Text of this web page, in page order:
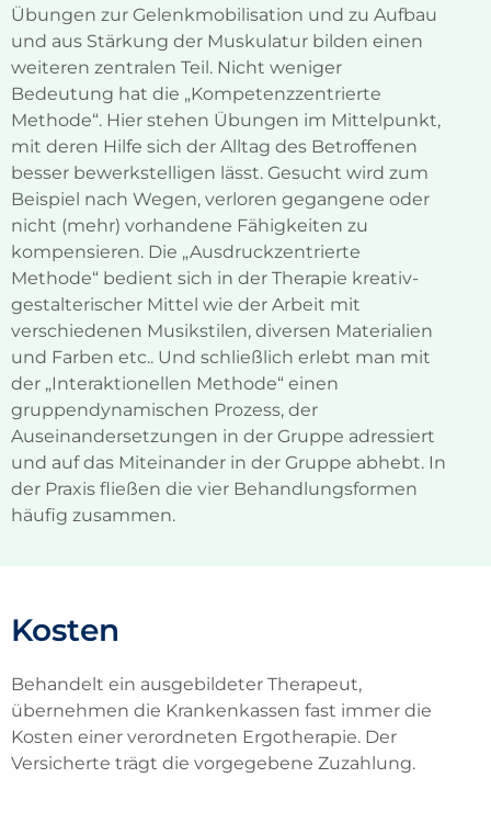
Übungen zur Gelenkmobilisation und zu Aufbau
und aus Stärkung der Muskulatur bilden einen
weiteren zentralen Teil. Nicht weniger
Bedeutung hat die „Kompetenzzentrierte
Methode“. Hier stehen Übungen im Mittelpunkt,
mit deren Hilfe sich der Alltag des Betroffenen
besser bewerkstelligen lässt. Gesucht wird zum
Beispiel nach Wegen, verloren gegangene oder
nicht (mehr) vorhandene Fähigkeiten zu
kompensieren. Die „Ausdruckzentrierte
Methode“ bedient sich in der Therapie kreativ-
gestalterischer Mittel wie der Arbeit mit
verschiedenen Musikstilen, diversen Materialien
und Farben etc.. Und schließlich erlebt man mit
der „Interaktionellen Methode“ einen
gruppendynamischen Prozess, der
Auseinandersetzungen in der Gruppe adressiert
und auf das Miteinander in der Gruppe abhebt. In
der Praxis fließen die vier Behandlungsformen
häufig zusammen.
Kosten
Behandelt ein ausgebildeter Therapeut,
übernehmen die Krankenkassen fast immer die
Kosten einer verordneten Ergotherapie. Der
Versicherte trägt die vorgegebene Zuzahlung.